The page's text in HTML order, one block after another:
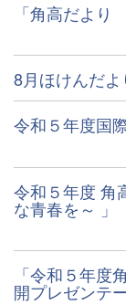
「角高だより
8月ほけんだよ
令和５年度国
令和５年度 角
な青春を～ 」
「令和５年度
開プレゼンテ